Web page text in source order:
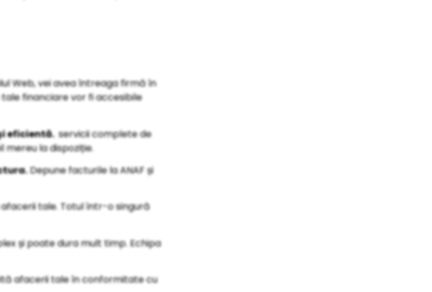
Web, vei avea întreaga firmă în
financiare vor fi accesibile
eficientă. servicii complete de
la dispoziție.
Depune facturile la ANAF și
tale. Totul într-o singură
și poate dura mult timp. Echipa
afacerii tale în conformitate cu